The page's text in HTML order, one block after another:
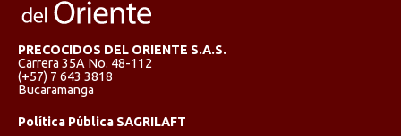
PRECOCIDOS DEL ORIENTE S.A.S.
Carrera 35A No. 48-112
(+57) 7 643 3818
Bucaramanga
Política Pública SAGRILAFT